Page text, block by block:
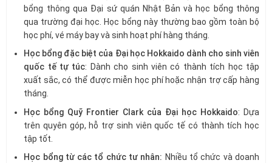
bổng thông qua Đại sứ quán Nhật Bản và học bổng thông
qua trường đại học. Học bổng này thường bao gồm toàn bộ
học phí, vé máy bay và sinh hoạt phí hàng tháng.
Học bổng đặc biệt của Đại học Hokkaido dành cho sinh viên
quốc tế tự túc: Dành cho sinh viên có thành tích học tập
xuất sắc, có thể được miễn học phí hoặc nhận trợ cấp hàng
tháng.
Học bổng Quỹ Frontier Clark của Đại học Hokkaido: Dựa
trên quyên góp, hỗ trợ sinh viên quốc tế có thành tích học
tập tốt.
Học bổng từ các tổ chức tư nhân: Nhiều tổ chức và doanh